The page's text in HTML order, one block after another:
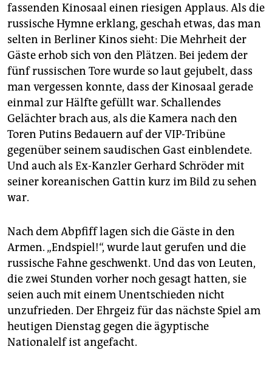
fassenden Kinosaal einen riesigen Applaus. Als die
russische Hymne erklang, geschah etwas, das man
selten in Berliner Kinos sieht: Die Mehrheit der
Gäste erhob sich von den Plätzen. Bei jedem der
fünf russischen Tore wurde so laut gejubelt, dass
man vergessen konnte, dass der Kinosaal gerade
einmal zur Hälfte gefüllt war. Schallendes
Gelächter brach aus, als die Kamera nach den
Toren Putins Bedauern auf der VIP-Tribüne
gegenüber seinem saudischen Gast einblendete.
Und auch als Ex-Kanzler Gerhard Schröder mit
seiner koreanischen Gattin kurz im Bild zu sehen
war.
Nach dem Abpfiff lagen sich die Gäste in den
Armen. „Endspiel!“, wurde laut gerufen und die
russische Fahne geschwenkt. Und das von Leuten,
die zwei Stunden vorher noch gesagt hatten, sie
seien auch mit einem Unentschieden nicht
unzufrieden. Der Ehrgeiz für das nächste Spiel am
heutigen Dienstag gegen die ägyptische
Nationalelf ist angefacht.